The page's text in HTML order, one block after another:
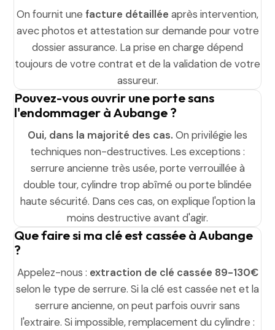
On fournit une facture détaillée après intervention,
avec photos et attestation sur demande pour votre
dossier assurance. La prise en charge dépend
toujours de votre contrat et de la validation de votre
assureur.
Pouvez-vous ouvrir une porte sans
l'endommager à Aubange ?
Oui, dans la majorité des cas. On privilégie les
techniques non-destructives. Les exceptions :
serrure ancienne très usée, porte verrouillée à
double tour, cylindre trop abîmé ou porte blindée
haute sécurité. Dans ces cas, on explique l'option la
moins destructive avant d'agir.
Que faire si ma clé est cassée à Aubange
?
Appelez-nous : extraction de clé cassée 89-130€
selon le type de serrure. Si la clé est cassée net et la
serrure ancienne, on peut parfois ouvrir sans
l'extraire. Si impossible, remplacement du cylindre :